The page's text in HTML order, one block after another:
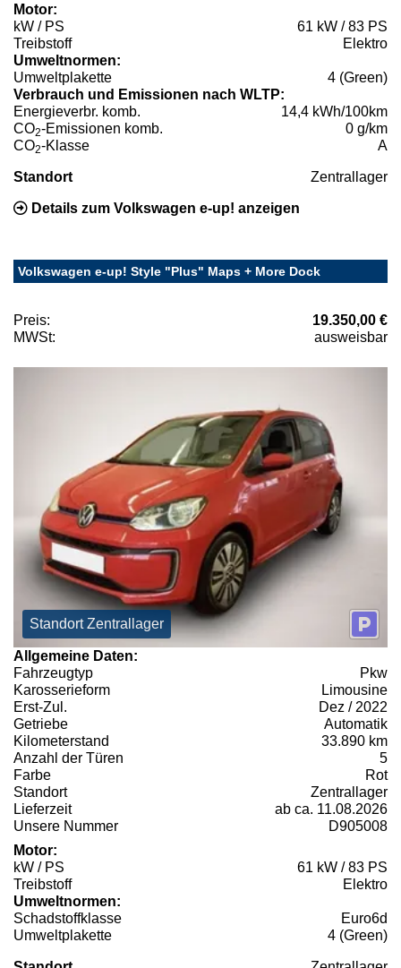
Motor:
kW / PS
61 kW / 83 PS
Treibstoff
Elektro
Umweltnormen:
Umweltplakette
4 (Green)
Verbrauch und Emissionen nach WLTP:
Energieverbr. komb.
14,4 kWh/100km
CO2-Emissionen komb.
0 g/km
CO2-Klasse A
Standort Zentrallager
Details zum Volkswagen e-up! anzeigen
Volkswagen e-up! Style "Plus" Maps + More Dock
Preis:
19.350,00 €
MWSt:
ausweisbar
Standort Zentrallager
Allgemeine Daten:
Fahrzeugtyp
Pkw
Karosserieform
Limousine
Erst-Zul.
Dez / 2022
Getriebe
Automatik
Kilometerstand
33.890 km
Anzahl der Türen
5
Farbe
Rot
Standort
Zentrallager
Lieferzeit
ab ca. 11.08.2026
Unsere Nummer
D905008
Motor:
kW / PS
61 kW / 83 PS
Treibstoff
Elektro
Umweltnormen:
Schadstoffklasse
Euro6d
Umweltplakette
4 (Green)